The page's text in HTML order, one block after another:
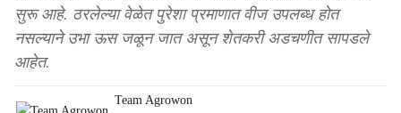
सुरू आहे. ठरलेल्या वेळेत पुरेशा प्रमाणात वीज उपलब्ध होत
नसल्याने उभा ऊस जळून जात असून शेतकरी अडचणीत सापडले
आहेत.
Team Agrowon